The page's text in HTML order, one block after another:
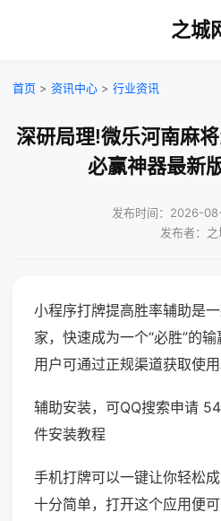
之城
首页 > 资讯中心 > 行业资讯
深研局理!微乐河南麻
必赢神器最新
发布时间：2026-
发布者：之
小程序打牌提高胜率辅助是
家，快速成为一个“必胜”的
用户可通过正规渠道获取使用
辅助安装，可QQ搜索申请
件安装教程
手机打牌可以一键让你轻松
十分简单，打开这个应用便